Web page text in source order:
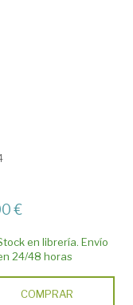
€
en librería. Envío
24/48 horas
COMPRAR